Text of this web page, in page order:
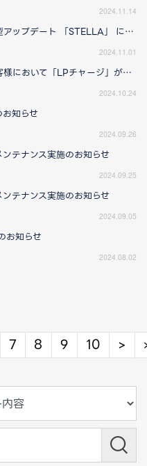
2024.11.14
今後実装予定の大型アップデート 「STELLA」 に伴う仕様変更のお知らせ（2024/11/01 12:25更新）
2024.11.01
【復旧】一部のお客様において「LPチャージ」ができない場合がある件について（2024/10/24 13:45更新）
2024.10.24
知らせ
2024.09.26
テナンス実施のお知らせ
2024.09.25
テナンス実施のお知らせ
2024.09.05
お知らせ
2024.08.02
7 8 9 10 >